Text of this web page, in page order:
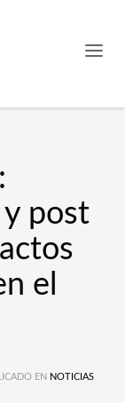
post
el
EN NOTICIAS